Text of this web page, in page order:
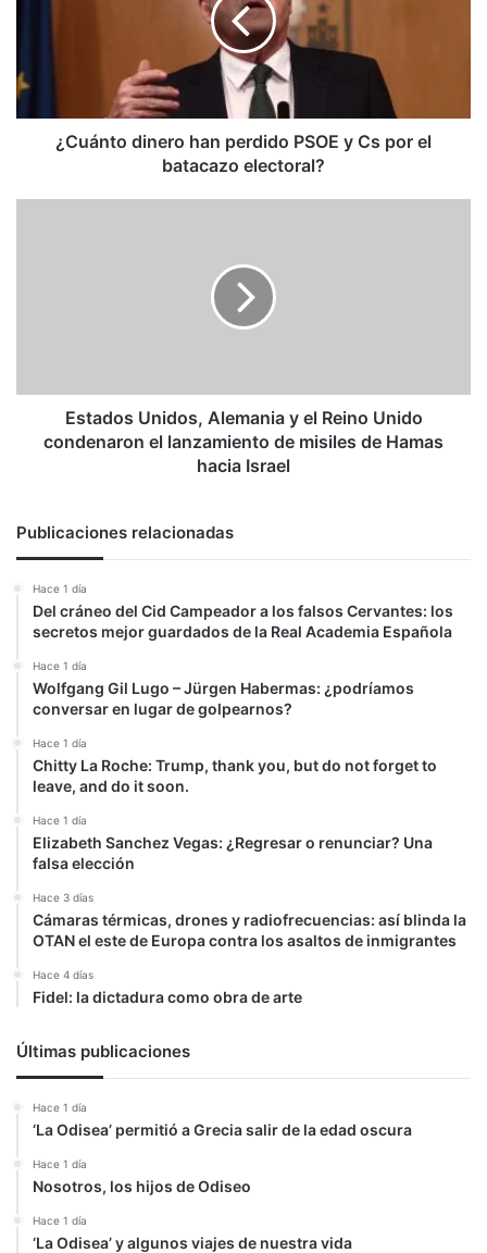
Cs
por
el
batacazo¿Cuánto dinero han perdido PSOE y Cs por el
batacazo electoral?
el
lanzamiento
hacia
Estados Unidos, Alemania y el Reino Unido
condenaron el lanzamiento de misiles de Hamas
hacia Israel
Publicaciones relacionadas
Hace 1 día
Del cráneo del Cid Campeador a los falsos Cervantes: los
secretos mejor guardados de la Real Academia Española
Hace 1 día
Wolfgang Gil Lugo – Jürgen Habermas: ¿podríamos
conversar en lugar de golpearnos?
Hace 1 día
Chitty La Roche: Trump, thank you, but do not forget to
leave, and do it soon.
Hace 1 día
Elizabeth Sanchez Vegas: ¿Regresar o renunciar? Una
falsa elección
Hace 3 días
Cámaras térmicas, drones y radiofrecuencias: así blinda la
OTAN el este de Europa contra los asaltos de inmigrantes
Hace 4 días
Fidel: la dictadura como obra de arte
Últimas publicaciones
Hace 1 día
‘La Odisea’ permitió a Grecia salir de la edad oscura
Hace 1 día
Nosotros, los hijos de Odiseo
Hace 1 día
‘La Odisea’ y algunos viajes de nuestra vida